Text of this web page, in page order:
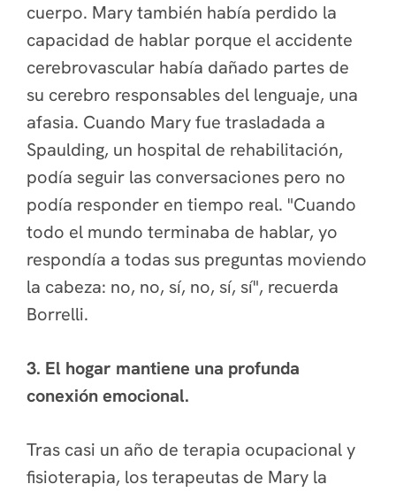
cuerpo. Mary también había perdido la
capacidad de hablar porque el accidente
cerebrovascular había dañado partes de
su cerebro responsables del lenguaje, una
afasia. Cuando Mary fue trasladada a
Spaulding, un hospital de rehabilitación,
podía seguir las conversaciones pero no
podía responder en tiempo real. "Cuando
todo el mundo terminaba de hablar, yo
respondía a todas sus preguntas moviendo
la cabeza: no, no, sí, no, sí, sí", recuerda
Borrelli.
3. El hogar mantiene una profunda
conexión emocional.
Tras casi un año de terapia ocupacional y
fisioterapia, los terapeutas de Mary la